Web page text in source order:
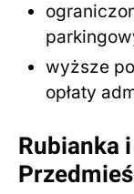
wyższe
opłaty
Rubianka